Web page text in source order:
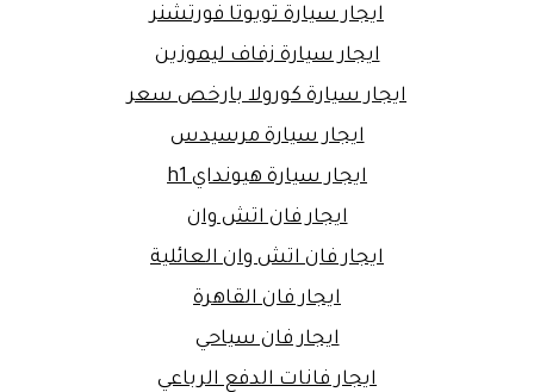
ايجار سيارة تويوتا فورتشنر
ايجار سيارة زفاف ليموزين
ايجار سيارة كورولا بارخص سعر
ايجار سيارة مرسيدس
ايجار سيارة هيونداي h1
ايجار فان اتش وان
ايجار فان اتش وان العائلية
ايجار فان القاهرة
ايجار فان سياحي
ايجار فانات الدفع الرباعي